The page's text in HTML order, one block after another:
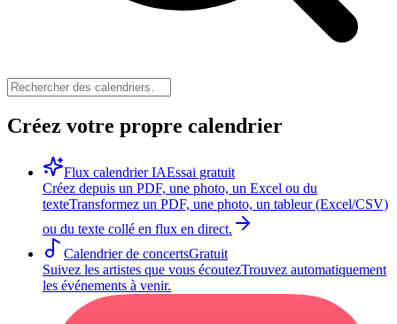
Créez votre propre calendrier
Flux calendrier IAEssai gratuit
Créez depuis un PDF, une photo, un Excel ou du
texteTransformez un PDF, une photo, un tableur (Excel/CSV)
ou du texte collé en flux en direct.
Calendrier de concertsGratuit
Suivez les artistes que vous écoutezTrouvez automatiquement
les événements à venir.